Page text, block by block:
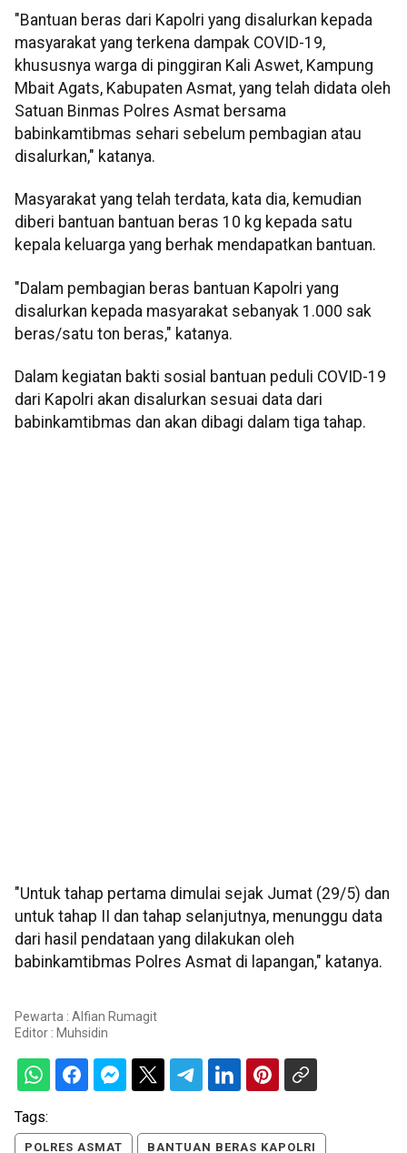
"Bantuan beras dari Kapolri yang disalurkan kepada
masyarakat yang terkena dampak COVID-19,
khususnya warga di pinggiran Kali Aswet, Kampung
Mbait Agats, Kabupaten Asmat, yang telah didata oleh
Satuan Binmas Polres Asmat bersama
babinkamtibmas sehari sebelum pembagian atau
disalurkan," katanya.
Masyarakat yang telah terdata, kata dia, kemudian
diberi bantuan bantuan beras 10 kg kepada satu
kepala keluarga yang berhak mendapatkan bantuan.
"Dalam pembagian beras bantuan Kapolri yang
disalurkan kepada masyarakat sebanyak 1.000 sak
beras/satu ton beras," katanya.
Dalam kegiatan bakti sosial bantuan peduli COVID-19
dari Kapolri akan disalurkan sesuai data dari
babinkamtibmas dan akan dibagi dalam tiga tahap.
"Untuk tahap pertama dimulai sejak Jumat (29/5) dan
untuk tahap II dan tahap selanjutnya, menunggu data
dari hasil pendataan yang dilakukan oleh
babinkamtibmas Polres Asmat di lapangan," katanya.
Pewarta : Alfian Rumagit
Editor : Muhsidin
Tags:
POLRES ASMAT BANTUAN BERAS KAPOLRI